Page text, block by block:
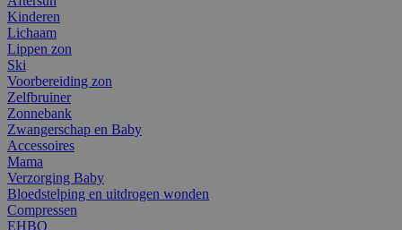
Kinderen
Lichaam
Lippen zon
Ski
Voorbereiding zon
Zelfbruiner
Zonnebank
Zwangerschap en Baby
Accessoires
Mama
Verzorging Baby
Bloedstelping en uitdrogen wonden
Compressen
EHBO